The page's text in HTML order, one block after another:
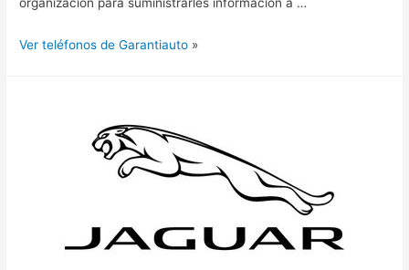
Ver teléfonos de Garantiauto »